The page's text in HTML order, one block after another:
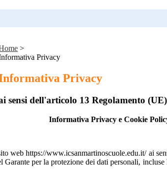
>
Privacy
Privacy
sensi dell'articolo 13 Regolamento
Informativa Privacy e Cookie
web https://www.icsanmartinoscuole.edu.it/ ai
per la protezione dei dati personali,